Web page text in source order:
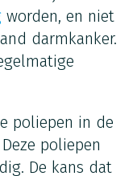
worden, en niet
darmkanker.
poliepen in de
Deze poliepen
De kans dat